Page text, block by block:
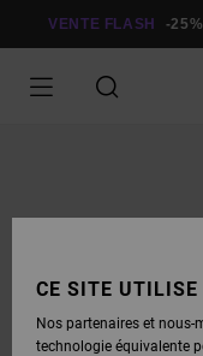
VENTE FLASH -
CE SITE UTILISE
Nos partenaires et nous-
technologie équivalente